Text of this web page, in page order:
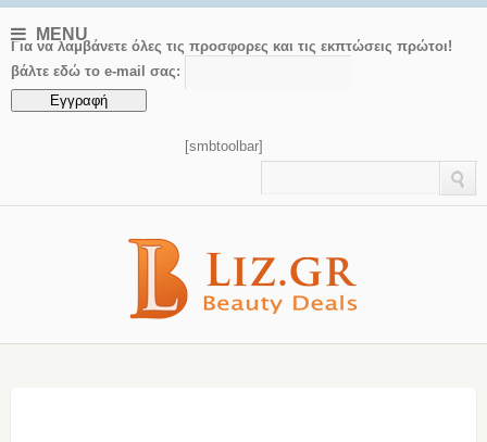
MENU
Για να λαμβάνετε όλες τις προσφορες και τις εκπτώσεις πρώτοι!
βάλτε εδώ το e-mail σας:
[smbtoolbar]